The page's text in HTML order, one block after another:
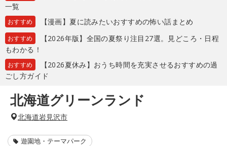
一覧
おすすめ 【漫画】夏に読みたいおすすめの怖い話まとめ
おすすめ
【2026年版】全国の夏祭り注目27選。見どころ・日程
もわかる！
おすすめ
【2026夏休み】おうち時間を充実させるおすすめの過
ごし方ガイド
北海道グリーンランド
北海道岩見沢市
遊園地・テーマパーク